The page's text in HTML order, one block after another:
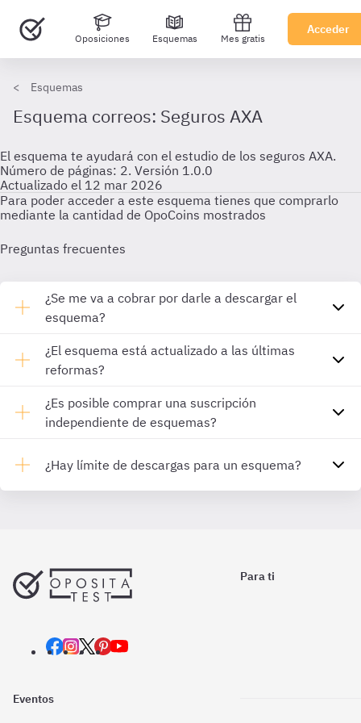
Oposiciones Esquemas Mes gratis
Acceder
Esquemas
Esquema correos: Seguros AXA
El esquema te ayudará con el estudio de los seguros AXA.
Número de páginas: 2. Versión 1.0.0
Actualizado el 12 mar 2026
Para poder acceder a este esquema tienes que comprarlo
mediante la cantidad de OpoCoins mostrados
Preguntas frecuentes
¿Se me va a cobrar por darle a descargar el
esquema?
¿El esquema está actualizado a las últimas
reformas?
¿Es posible comprar una suscripción
independiente de esquemas?
¿Hay límite de descargas para un esquema?
Para ti
Eventos